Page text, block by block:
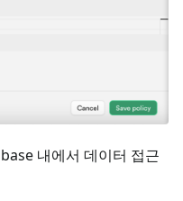
내에서 데이터 접근